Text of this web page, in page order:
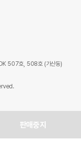
판매중지
DK 507호, 508호 (가산동)